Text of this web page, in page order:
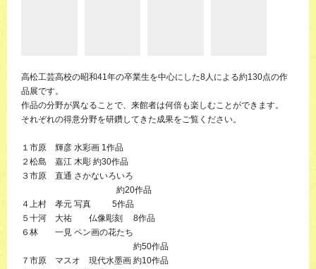
高松工芸高校の昭和41年の卒業生を中心にした8人による約130点の作
品展です。
作品の分野が異なることで、来館者は何倍も楽しむことができます。
それぞれの得意分野を研鑽してきた成果をご覧ください。
１市原 輝彦 水彩画 1作品
２松島 嘉江 木彫 約30作品
３市原 直通 さかないろいろ
約20作品
４上村 孝元 写真 5作品
５十河 大祐 仏像彫刻 8作品
６林 一見 ペン画の花たち
約50作品
７市原 マスオ 現代水墨画 約10作品